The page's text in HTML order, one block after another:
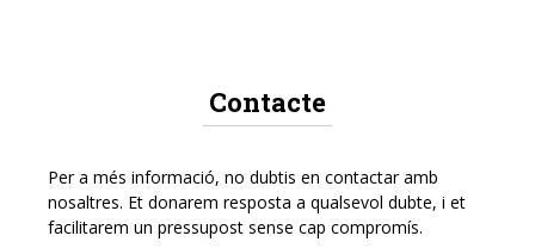
Contacte
Per a més informació, no dubtis en contactar amb
nosaltres. Et donarem resposta a qualsevol dubte, i et
facilitarem un pressupost sense cap compromís.